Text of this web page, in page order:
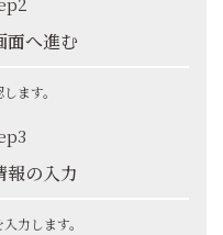
面へ進む
ます。
報の入力
力します。